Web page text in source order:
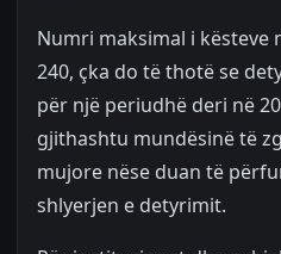
Numri maksimal i kësteve
240, çka do të thotë se
për një periudhë deri në
gjithashtu mundësinë të
mujore nëse duan të
shlyerjen e detyrimit.